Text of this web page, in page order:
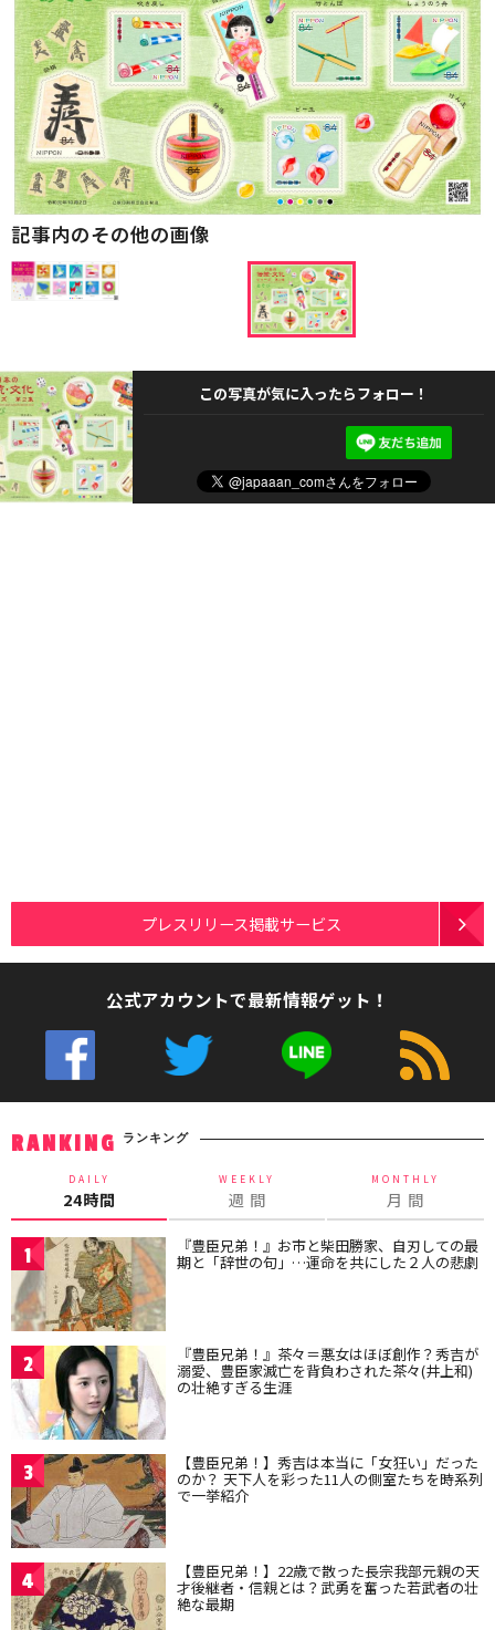
記事内のその他の画像
この写真が気に入ったらフォロー！
プレスリリース掲載サービス
公式アカウントで最新情報ゲット！
RANKING ランキング
DAILY
24時間
WEEKLY
週 間
MONTHLY
月 間
1 『豊臣兄弟！』お市と柴田勝家、自刃しての最
期と「辞世の句」…運命を共にした２人の悲劇
2 『豊臣兄弟！』茶々＝悪女はほぼ創作？秀吉が
溺愛、豊臣家滅亡を背負わされた茶々(井上和)
の壮絶すぎる生涯
3 【豊臣兄弟！】秀吉は本当に「女狂い」だった
のか？ 天下人を彩った11人の側室たちを時系列
で一挙紹介
4 【豊臣兄弟！】22歳で散った長宗我部元親の天
才後継者・信親とは？武勇を奮った若武者の壮
絶な最期